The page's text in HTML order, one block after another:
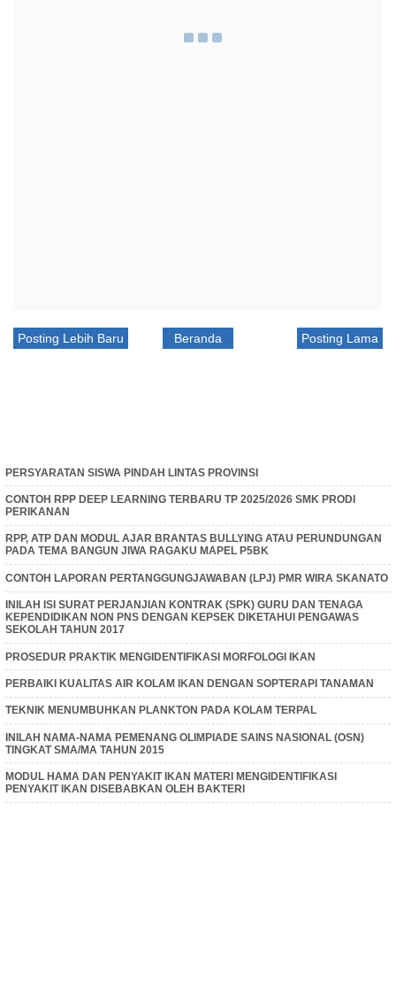
Posting Lebih Baru Posting Lama
Beranda
PERSYARATAN SISWA PINDAH LINTAS PROVINSI
CONTOH RPP DEEP LEARNING TERBARU TP 2025/2026 SMK PRODI
PERIKANAN
RPP, ATP DAN MODUL AJAR BRANTAS BULLYING ATAU PERUNDUNGAN
PADA TEMA BANGUN JIWA RAGAKU MAPEL P5BK
CONTOH LAPORAN PERTANGGUNGJAWABAN (LPJ) PMR WIRA SKANATO
INILAH ISI SURAT PERJANJIAN KONTRAK (SPK) GURU DAN TENAGA
KEPENDIDIKAN NON PNS DENGAN KEPSEK DIKETAHUI PENGAWAS
SEKOLAH TAHUN 2017
PROSEDUR PRAKTIK MENGIDENTIFIKASI MORFOLOGI IKAN
PERBAIKI KUALITAS AIR KOLAM IKAN DENGAN SOPTERAPI TANAMAN
TEKNIK MENUMBUHKAN PLANKTON PADA KOLAM TERPAL
INILAH NAMA-NAMA PEMENANG OLIMPIADE SAINS NASIONAL (OSN)
TINGKAT SMA/MA TAHUN 2015
MODUL HAMA DAN PENYAKIT IKAN MATERI MENGIDENTIFIKASI
PENYAKIT IKAN DISEBABKAN OLEH BAKTERI